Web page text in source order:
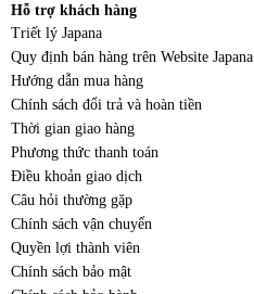
Hỗ trợ khách hàng
Triết lý Japana
Quy định bán hàng trên Website Japana
Hướng dẫn mua hàng
Chính sách đổi trả và hoàn tiền
Thời gian giao hàng
Phương thức thanh toán
Điều khoản giao dịch
Câu hỏi thường gặp
Chính sách vận chuyển
Quyền lợi thành viên
Chính sách bảo mật